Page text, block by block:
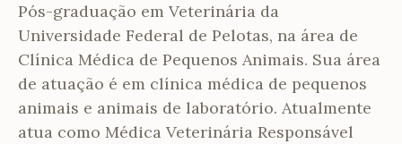
Pós-graduação em Veterinária da
Universidade Federal de Pelotas, na área de
Clínica Médica de Pequenos Animais. Sua área
de atuação é em clínica médica de pequenos
animais e animais de laboratório. Atualmente
atua como Médica Veterinária Responsável